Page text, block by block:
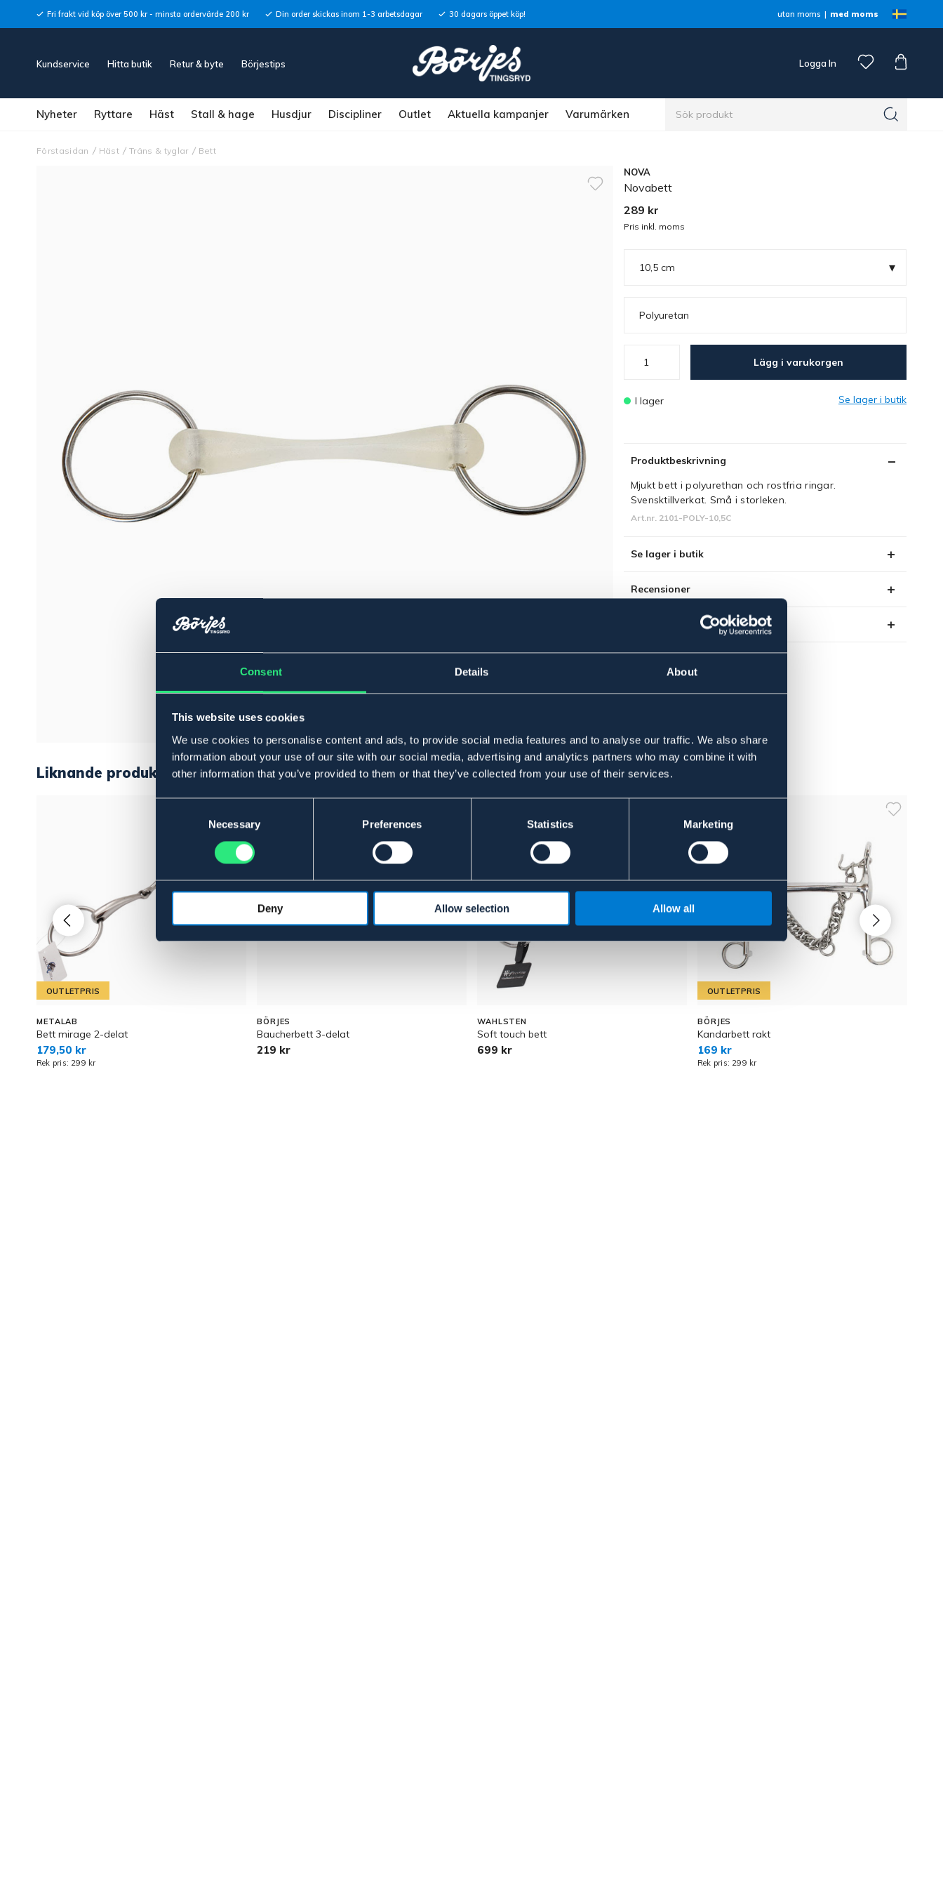
Consent Details About
This website uses cookies
We use cookies to personalise content and ads, to provide social media features and to analyse our traffic. We also share
information about your use of our site with our social media, advertising and analytics partners who may combine it with
other information that you’ve provided to them or that they’ve collected from your use of their services.
Necessary Preferences Statistics Marketing
Deny Allow selection Allow all
Fri frakt vid köp över 500 kr - minsta ordervärde 200 kr Din order skickas inom 1-3 arbetsdagar 30 dagars öppet köp! utan moms med moms
Kundservice Hitta butik Retur & byte Börjestips Logga In
Nyheter Ryttare Häst Stall & hage Husdjur Discipliner Outlet Aktuella kampanjer Varumärken
Förstasidan Häst Träns & tyglar Bett
NOVA
Novabett
289 kr
Pris inkl. moms
10,5 cm ▾
Polyuretan
Lägg i varukorgen
I lager Se lager i butik
Produktbeskrivning
Mjukt bett i polyurethan och rostfria ringar.
Svensktillverkat. Små i storleken.
Art.nr. 2101-POLY-10,5C
Se lager i butik
Recensioner
Om varumärket
Liknande produkter
OUTLETPRIS
METALAB
Bett mirage 2-delat
179,50 kr
Rek pris: 299 kr
BÖRJES
Baucherbett 3-delat
219 kr
WAHLSTEN
Soft touch bett
699 kr
OUTLETPRIS
BÖRJES
Kandarbett rakt
169 kr
Rek pris: 299 kr